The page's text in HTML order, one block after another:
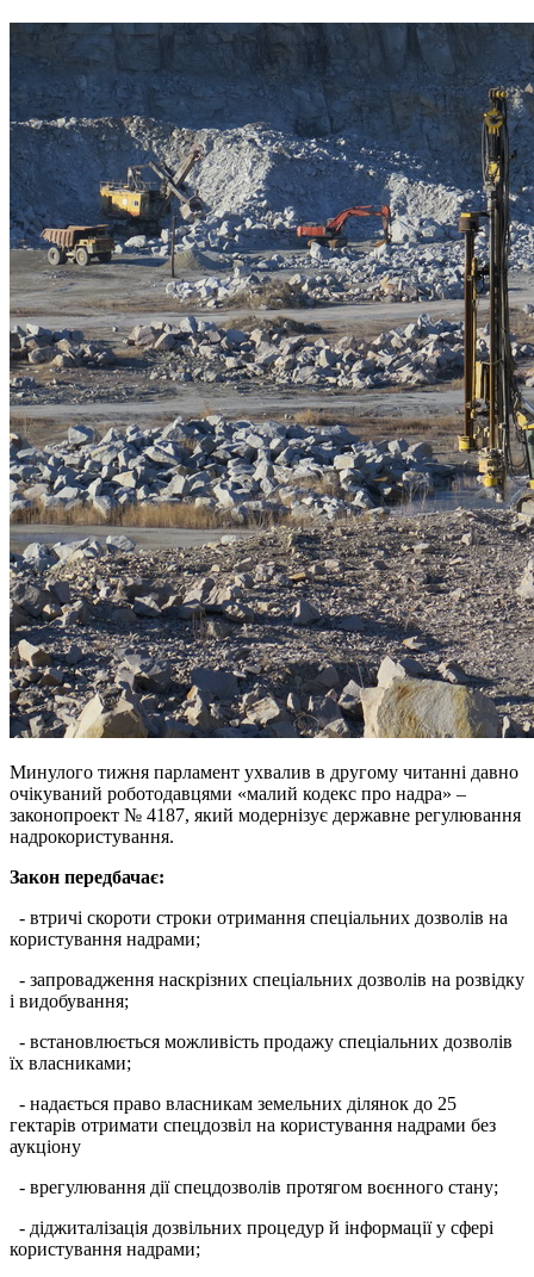
Минулого тижня парламент ухвалив в другому читанні давно
очікуваний роботодавцями «малий кодекс про надра» –
законопроект № 4187, який модернізує державне регулювання
надрокористування.
Закон передбачає:
- втричі скороти строки отримання спеціальних дозволів на
користування надрами;
- запровадження наскрізних спеціальних дозволів на розвідку
і видобування;
- встановлюється можливість продажу спеціальних дозволів
їх власниками;
- надається право власникам земельних ділянок до 25
гектарів отримати спецдозвіл на користування надрами без
аукціону
- врегулювання дії спецдозволів протягом воєнного стану;
- діджиталізація дозвільних процедур й інформації у сфері
користування надрами;